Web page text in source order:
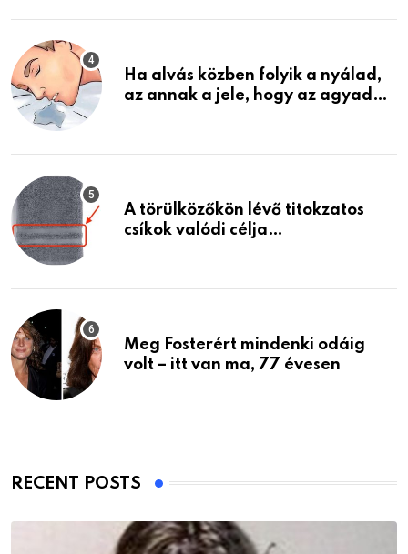
életemet
Ha alvás közben folyik a nyálad,
az annak a jele, hogy az agyad…
A törülközőkön lévő titokzatos
csíkok valódi célja…
Meg Fosterért mindenki odáig
volt – itt van ma, 77 évesen
RECENT POSTS